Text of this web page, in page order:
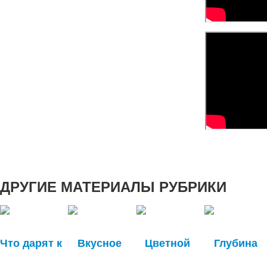
ДРУГИЕ МАТЕРИАЛЫ РУБРИКИ
Что дарят к Вкусное Цветной Глубина